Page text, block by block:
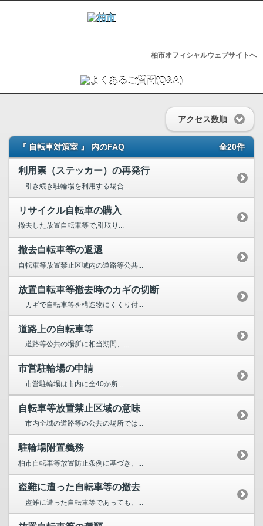
柏市オフィシャルウェブサイトへ
アクセス数順
『 自転車対策室 』 内のFAQ 全20件
利用票（ステッカー）の再発行
引き続き駐輪場を利用する場合...
リサイクル自転車の購入
撤去した放置自転車等で,引取り...
撤去自転車等の返還
自転車等放置禁止区域内の道路等公共...
放置自転車等撤去時のカギの切断
カギで自転車等を構造物にくくり付...
道路上の自転車等
道路等公共の場所に相当期間、...
市営駐輪場の申請
市営駐輪場は市内に全40か所...
自転車等放置禁止区域の意味
市内全域の道路等の公共の場所では...
駐輪場附置義務
柏市自転車等放置防止条例に基づき、...
盗難に遭った自転車等の撤去
盗難に遭った自転車等であっても、...